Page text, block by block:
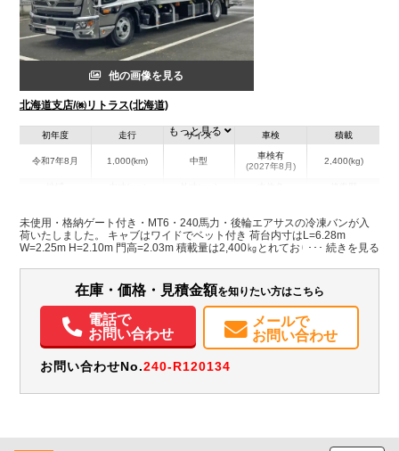
他の画像を見る
北海道支店/㈱リトラス(北海道)
初年度
令和7年8月
走行
1,000(km)
サイズ
中型
車検
車検有
(2027年8月)
積載
2,400(kg)
北海道
W:2,250
H:2,100
- 無
パワステ パワーウィンドウ ABS エアバッグ
電動格納ミラー
ETC
バックモニター
もっと見る
未使用・格納ゲート付き・MT6・240馬力・後輪エアサスの冷凍バンが入
荷いたしました。 キャブはワイドでベット付き 荷台内寸はL=6.28m
W=2.25m H=2.10m 門高=2.03m 積載量は2,400㎏とれております。 冷凍機
す。 片開き式のサイドドアも付いており、門口周りはステンレス製となっ
ております。 車検付きのため名義変更後すぐ使用できます。 是非この機会
にお問い合わせください！
在庫・価格・見積金額を知りたい方はこちら
電話で
お問い合わせ
メールで
お問い合わせ
お問い合わせNo.240-R120134